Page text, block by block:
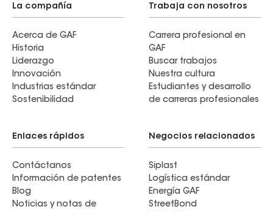
La compañía
Acerca de GAF
Historia
Liderazgo
Innovación
Industrias estándar
Sostenibilidad
Trabaja con nosotros
Carrera profesional en
GAF
Buscar trabajos
Nuestra cultura
Estudiantes y desarrollo
de carreras profesionales
Enlaces rápidos
Contáctanos
Información de patentes
Blog
Noticias y notas de
Negocios relacionados
Siplast
Logística estándar
Energía GAF
StreetBond